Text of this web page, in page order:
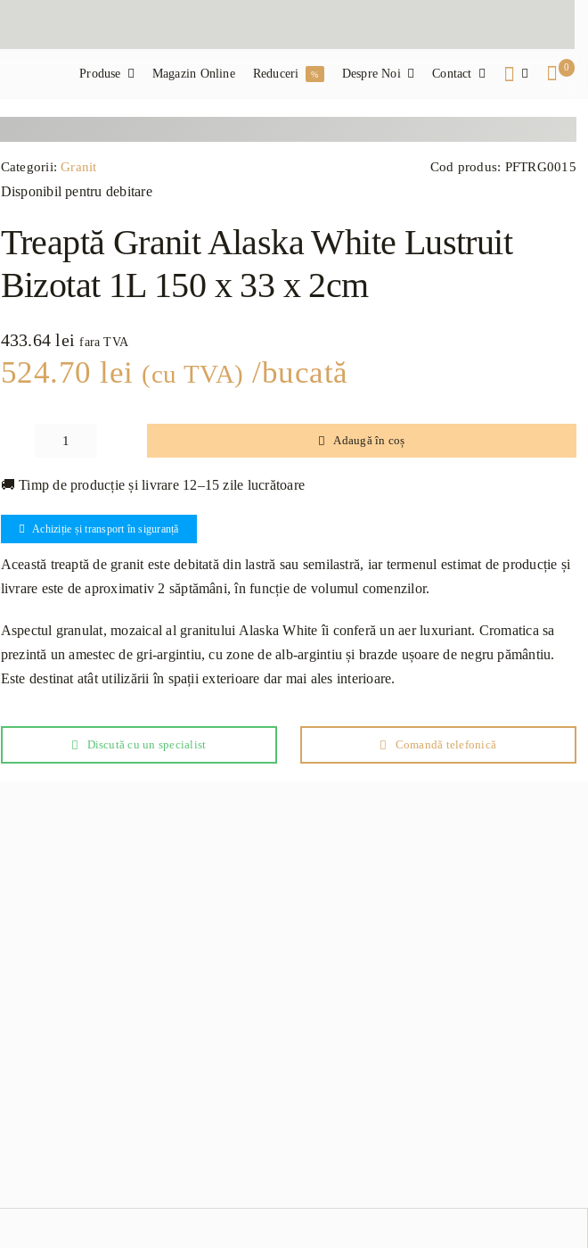
Produse Magazin Online Reduceri % Despre Noi Contact 0
Categorii:Granit Cod produs: PFTRG0015
Disponibil pentru debitare
Treaptă Granit Alaska White Lustruit
Bizotat 1L 150 x 33 x 2cm
433.64lei fara TVA
524.70lei (cu TVA) /bucată
Cantitate
Granit
Alaska
White
Lustruit
Bizotat
150
x
33
Adaugă în coș
🚚 Timp de producție și livrare 12–15 zile lucrătoare
Achiziție și transport în siguranță
Această treaptă de granit este debitată din lastră sau semilastră, iar termenul estimat de producție și
livrare este de aproximativ 2 săptămâni, în funcție de volumul comenzilor.
Aspectul granulat, mozaical al granitului Alaska White îi conferă un aer luxuriant. Cromatica sa
prezintă un amestec de gri-argintiu, cu zone de alb-argintiu și brazde ușoare de negru pământiu.
Este destinat atât utilizării în spații exterioare dar mai ales interioare.
Discută cu un specialist Comandă telefonică